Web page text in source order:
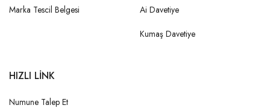
Marka Tescil Belgesi
Ai Davetiye
Kumaş Davetiye
HIZLI LİNK
Numune Talep Et